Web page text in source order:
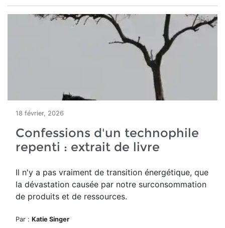
18 février, 2026
Confessions d'un technophile
repenti : extrait de livre
Il n'y a pas vraiment de transition énergétique, que
la dévastation causée par notre surconsommation
de produits et de ressources.
Par : Katie Singer